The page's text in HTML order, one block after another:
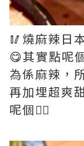
🥢燒麻辣日
😋其實點呢
為係麻辣，
再加埋超爽
呢個👍🏻